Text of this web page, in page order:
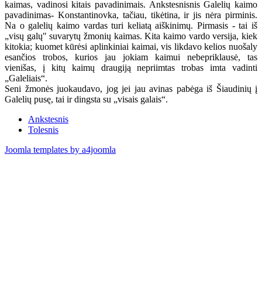
kaimas, vadinosi kitais pavadinimais. Ankstesnisnis Galelių kaimo
pavadinimas- Konstantinovka, tačiau, tikėtina, ir jis nėra pirminis.
Na o galelių kaimo vardas turi keliatą aiškinimų. Pirmasis - tai iš
„visų galų" suvarytų žmonių kaimas. Kita kaimo vardo versija, kiek
kitokia; kuomet kūrėsi aplinkiniai kaimai, vis likdavo kelios nuošaly
esančios trobos, kurios jau jokiam kaimui nebepriklausė, tas
vienišas, į kitų kaimų draugiją nepriimtas trobas imta vadinti
„Galeliais“.
Seni žmonės juokaudavo, jog jei jau avinas pabėga iš Šiaudinių į
Galelių pusę, tai ir dingsta su „visais galais“.
Ankstesnis
Tolesnis
Joomla templates by a4joomla